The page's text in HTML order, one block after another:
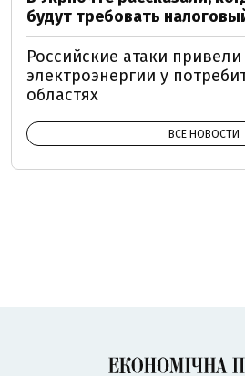
будут требовать
Российские атаки
электроэнергии у
областях
ВСЕ НОВОСТИ